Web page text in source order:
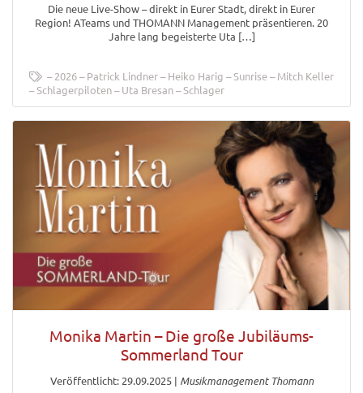
Die neue Live-Show – direkt in Eurer Stadt, direkt in Eurer
Region! ATeams und THOMANN Management präsentieren. 20
Jahre lang begeisterte Uta […]
2026 Patrick Lindner Heiko Harig Sunrise
Mitch Keller
Schlagerpiloten
Uta Bresan Schlager
Monika Martin – Die große Jubiläums-
Sommerland Tour
Veröffentlicht: 29.09.2025| Musikmanagement Thomann